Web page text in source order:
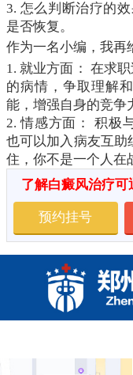
3. 怎么判断治疗的
是否恢复。
作为一名小编，我再
1. 就业方面： 在求
的病情，争取理解
能，增强自身的竞争
2. 情感方面： 积极
也可以加入病友互助
住，你不是一个人在
了解白癜风治疗可
预约挂号